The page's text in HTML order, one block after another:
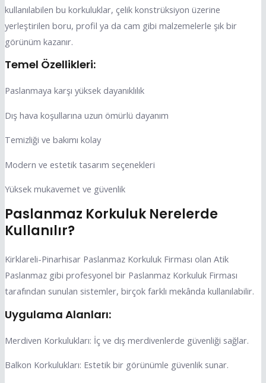
kullanılabilen bu korkuluklar, çelik konstrüksiyon üzerine
yerleştirilen boru, profil ya da cam gibi malzemelerle şık bir
görünüm kazanır.
Temel Özellikleri:
Paslanmaya karşı yüksek dayanıklılık
Dış hava koşullarına uzun ömürlü dayanım
Temizliği ve bakımı kolay
Modern ve estetik tasarım seçenekleri
Yüksek mukavemet ve güvenlik
Paslanmaz Korkuluk Nerelerde
Kullanılır?
Kirklareli-Pinarhisar Paslanmaz Korkuluk Firması olan Atik
Paslanmaz gibi profesyonel bir Paslanmaz Korkuluk Firması
tarafından sunulan sistemler, birçok farklı mekânda kullanılabilir.
Uygulama Alanları:
Merdiven Korkulukları: İç ve dış merdivenlerde güvenliği sağlar.
Balkon Korkulukları: Estetik bir görünümle güvenlik sunar.